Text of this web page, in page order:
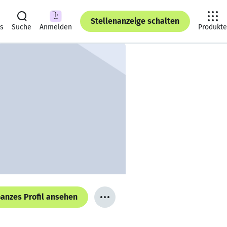
Suche Anmelden
Stellenanzeige schalten
Produkte
Profil ansehen